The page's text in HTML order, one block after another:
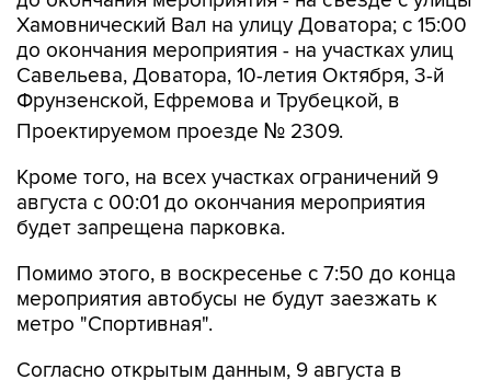
Хамовнический Вал на улицу Доватора; с 15:00
до окончания мероприятия - на участках улиц
Савельева, Доватора, 10-летия Октября, 3-й
Фрунзенской, Ефремова и Трубецкой, в
Проектируемом проезде № 2309.
Кроме того, на всех участках ограничений 9
августа с 00:01 до окончания мероприятия
будет запрещена парковка.
Помимо этого, в воскресенье с 7:50 до конца
мероприятия автобусы не будут заезжать к
метро "Спортивная".
Согласно открытым данным, 9 августа в